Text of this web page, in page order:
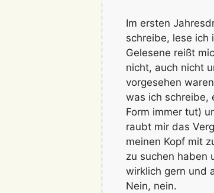
Im ersten
schreibe, lese ich
Gelesene reißt
nicht, auch nicht
vorgesehen
was ich schreibe,
Form immer tut)
raubt mir das
meinen Kopf mit
zu suchen haben
wirklich gern und
Nein, nein.